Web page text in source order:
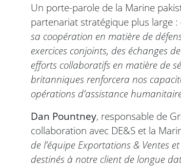
Un porte-parole de la Marine
partenariat stratégique plus large :
sa coopération en matière de
exercices conjoints, des échanges
efforts collaboratifs en matière de
britanniques renforcera nos
opérations d’assistance
Dan Pountney, responsable de
collaboration avec DE&S et la
de l’équipe Exportations & Ventes
destinés à notre client de longue